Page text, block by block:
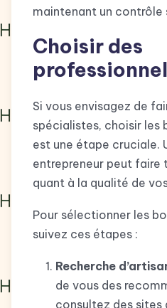
maintenant un contrôle
Choisir des
Si vous envisagez de
spécialistes, choisir les
est une étape cruciale.
entrepreneur peut
quant à la qualité de
Pour sélectionner les
suivez ces étapes :
Recherche
de vous des
consultez des sites